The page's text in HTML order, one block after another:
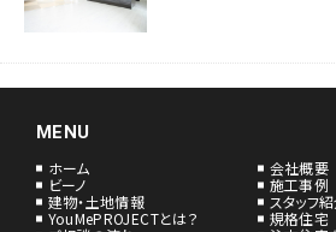
MENU
ホーム
会社概要
ビーノ
施工事例
建物・土地情報
スタッフ
YouMePROJECTとは？
規格住宅